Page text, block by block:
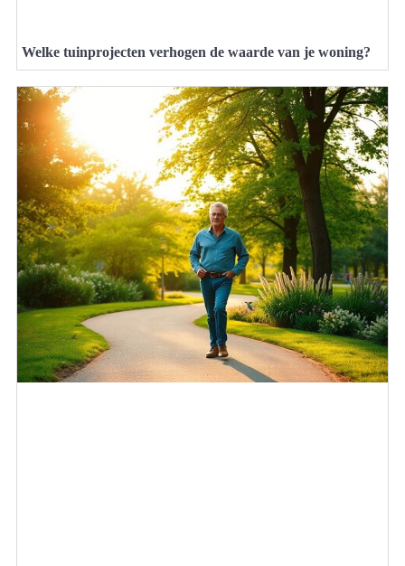
Welke tuinprojecten verhogen de waarde van je woning?